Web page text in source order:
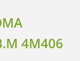
4M406